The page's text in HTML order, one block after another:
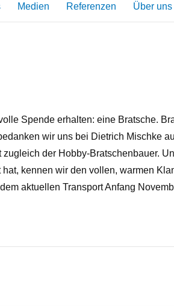
Medien Referenzen Über uns
Spende erhalten: eine Bratsche.
wir uns bei Dietrich Mischke
der Hobby-Bratschenbauer.
kennen wir den vollen, warmen
aktuellen Transport Anfang